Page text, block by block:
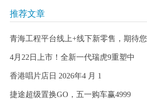
推荐文章
青海工程平台线上+线下新零售，期待您
4月22日上市！全新一代瑞虎9重塑中
香港唱片店日 2026年4 月 1
捷途超级置换GO，五一购车赢4999